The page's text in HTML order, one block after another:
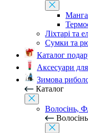
Ліхтарі та
Сумки та
Каталог
Аксесуари
Зимова
Каталог
Волосінь,